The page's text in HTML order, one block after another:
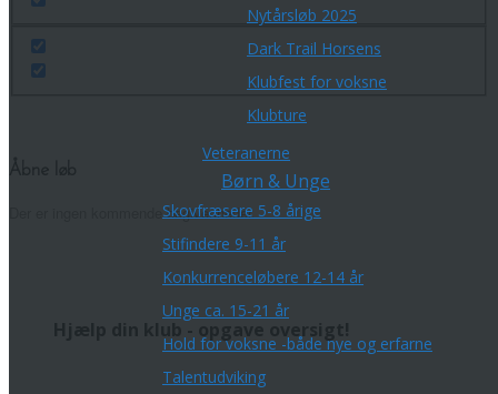
Nytårsløb 2025
Dark Trail Horsens
Klubfest for voksne
Klubture
Veteranerne
Børn & Unge
Skovfræsere 5-8 årige
Stifindere 9-11 år
Konkurrenceløbere 12-14 år
Unge ca. 15-21 år
Hold for voksne -både nye og erfarne
Talentudviking
Der er ingen kommende begivenheder.